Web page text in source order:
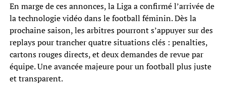
En marge de ces annonces, la Liga a confirmé l’arrivée de
la technologie vidéo dans le football féminin. Dès la
prochaine saison, les arbitres pourront s’appuyer sur des
replays pour trancher quatre situations clés : penalties,
cartons rouges directs, et deux demandes de revue par
équipe. Une avancée majeure pour un football plus juste
et transparent.